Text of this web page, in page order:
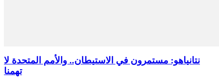
نتانياهو: مستمرون في الاستيطان.. والأمم المتحدة لا
تهمنا